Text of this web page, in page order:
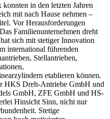
in den letzten Jahren
mit nach Hause nehmen –
Vor Herausforderungen
Familienunternehmen dreht
sich mit stetiger Innovation
international führenden
Stellantrieben,
etablieren können.
HKS Dreh-Antriebe GmbH und
GmbH, ZFE GmbH und HS-
Hinsicht Sinn, nicht nur
Stetige